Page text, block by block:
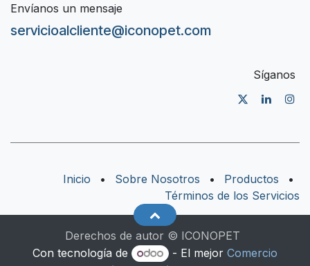
Envíanos un mensaje
servicioalcliente@iconopet.com
Síganos
Inicio • Sobre Nosotros • Productos
•
Términos de los Servicios
Derechos de autor © ICONOPET
Con tecnología de
- El mejorComercio